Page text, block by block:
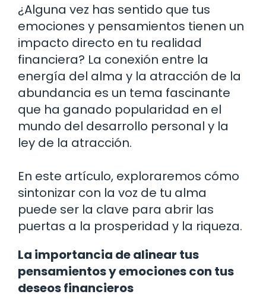
¿Alguna vez has sentido que tus
emociones y pensamientos tienen un
impacto directo en tu realidad
financiera? La conexión entre la
energía del alma y la atracción de la
abundancia es un tema fascinante
que ha ganado popularidad en el
mundo del desarrollo personal y la
ley de la atracción.
En este artículo, exploraremos cómo
sintonizar con la voz de tu alma
puede ser la clave para abrir las
puertas a la prosperidad y la riqueza.
La importancia de alinear tus
pensamientos y emociones con tus
deseos financieros